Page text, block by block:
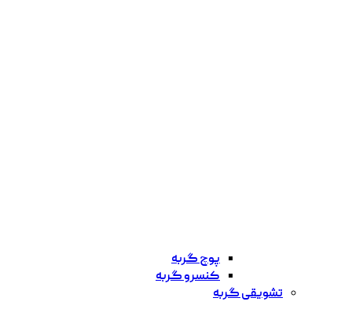
پوچ گربه
کنسرو گربه
تشویقی گربه